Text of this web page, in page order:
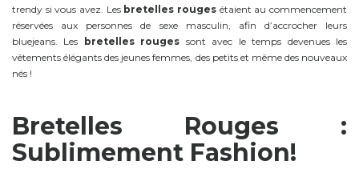
trendy si vous avez. Les bretelles rouges étaient au commencement
réservées aux personnes de sexe masculin, afin d’accrocher leurs
bluejeans. Les
bretelles rouges sont avec le temps devenues les
vêtements élégants des jeunes femmes, des petits et même des nouveaux
nés !
Bretelles Rouges :
Sublimement Fashion!